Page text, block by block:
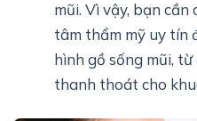
mũi. Vì vậy, bạn
tâm thẩm mỹ uy tín
hình gồ sống mũi,
thanh thoát cho